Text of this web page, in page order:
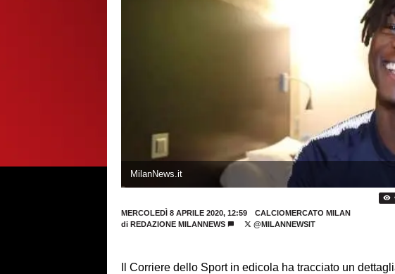
MilanNews.it
MERCOLEDÌ 8 APRILE 2020, 12:59
CALCIOMERCATO MILAN
di REDAZIONE MILANNEWS @MILANNEWSIT
Il Corriere dello Sport in edicola ha tracciato un